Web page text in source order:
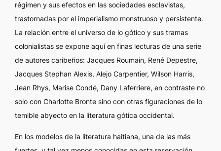
régimen y sus efectos en las sociedades esclavistas,
trastornadas por el imperialismo monstruoso y persistente.
La relación entre el universo de lo gótico y sus tramas
colonialistas se expone aquí en finas lecturas de una serie
de autores caribeños: Jacques Roumain, René Depestre,
Jacques Stephan Alexis, Alejo Carpentier, Wilson Harris,
Jean Rhys, Marise Condé, Dany Laferriere, en contraste no
solo con Charlotte Bronte sino con otras figuraciones de lo
temible abyecto en la literatura gótica occidental.
En los modelos de la literatura haitiana, una de las más